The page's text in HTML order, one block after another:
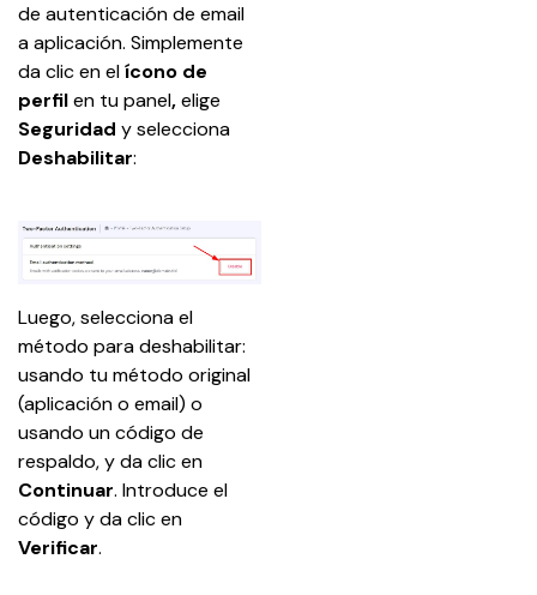
de autenticación de email
a aplicación. Simplemente
da clic en el ícono de
perfil en tu panel, elige
Seguridad y selecciona
Deshabilitar:
Luego, selecciona el
método para deshabilitar:
usando tu método original
(aplicación o email) o
usando un código de
respaldo, y da clic en
Continuar. Introduce el
código y da clic en
Verificar.